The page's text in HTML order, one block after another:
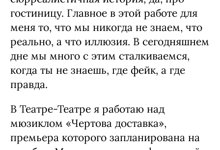
гостиницу. Главное в этой работе для
меня то, что мы никогда не знаем, что
реально, а что иллюзия. В сегодняшнем
дне мы много с этим сталкиваемся,
когда ты не знаешь, где фейк, а где
правда.
В Театре-Театре я работаю над
мюзиклом «Чертова доставка»,
премьера которого запланирована на